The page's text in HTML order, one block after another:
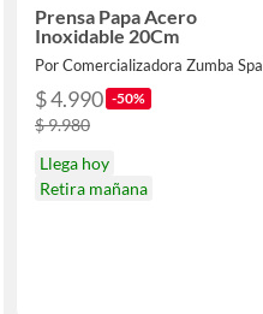
Prensa Papa Acero
Inoxidable 20Cm
Por Comercializadora Zumba Spa
$ 4.990 -50%
$ 9.980
Llega hoy
Retira mañana